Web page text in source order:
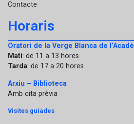
Contacte
Horaris
Oratori de la Verge Blanca de
Matí: de 11 a 13 hores
Tarda: de 17 a 20 hores
Arxiu – Biblioteca
Amb cita prèvia
Visites guiades